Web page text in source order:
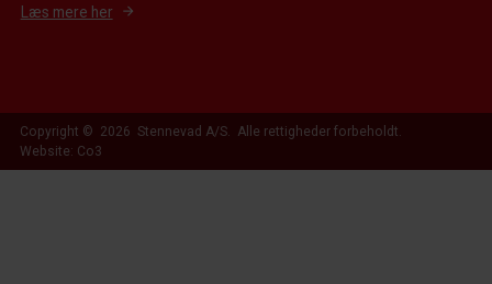
Læs mere her
Copyright © 2026 Stennevad A/S. Alle rettigheder forbeholdt.
Website: Co3